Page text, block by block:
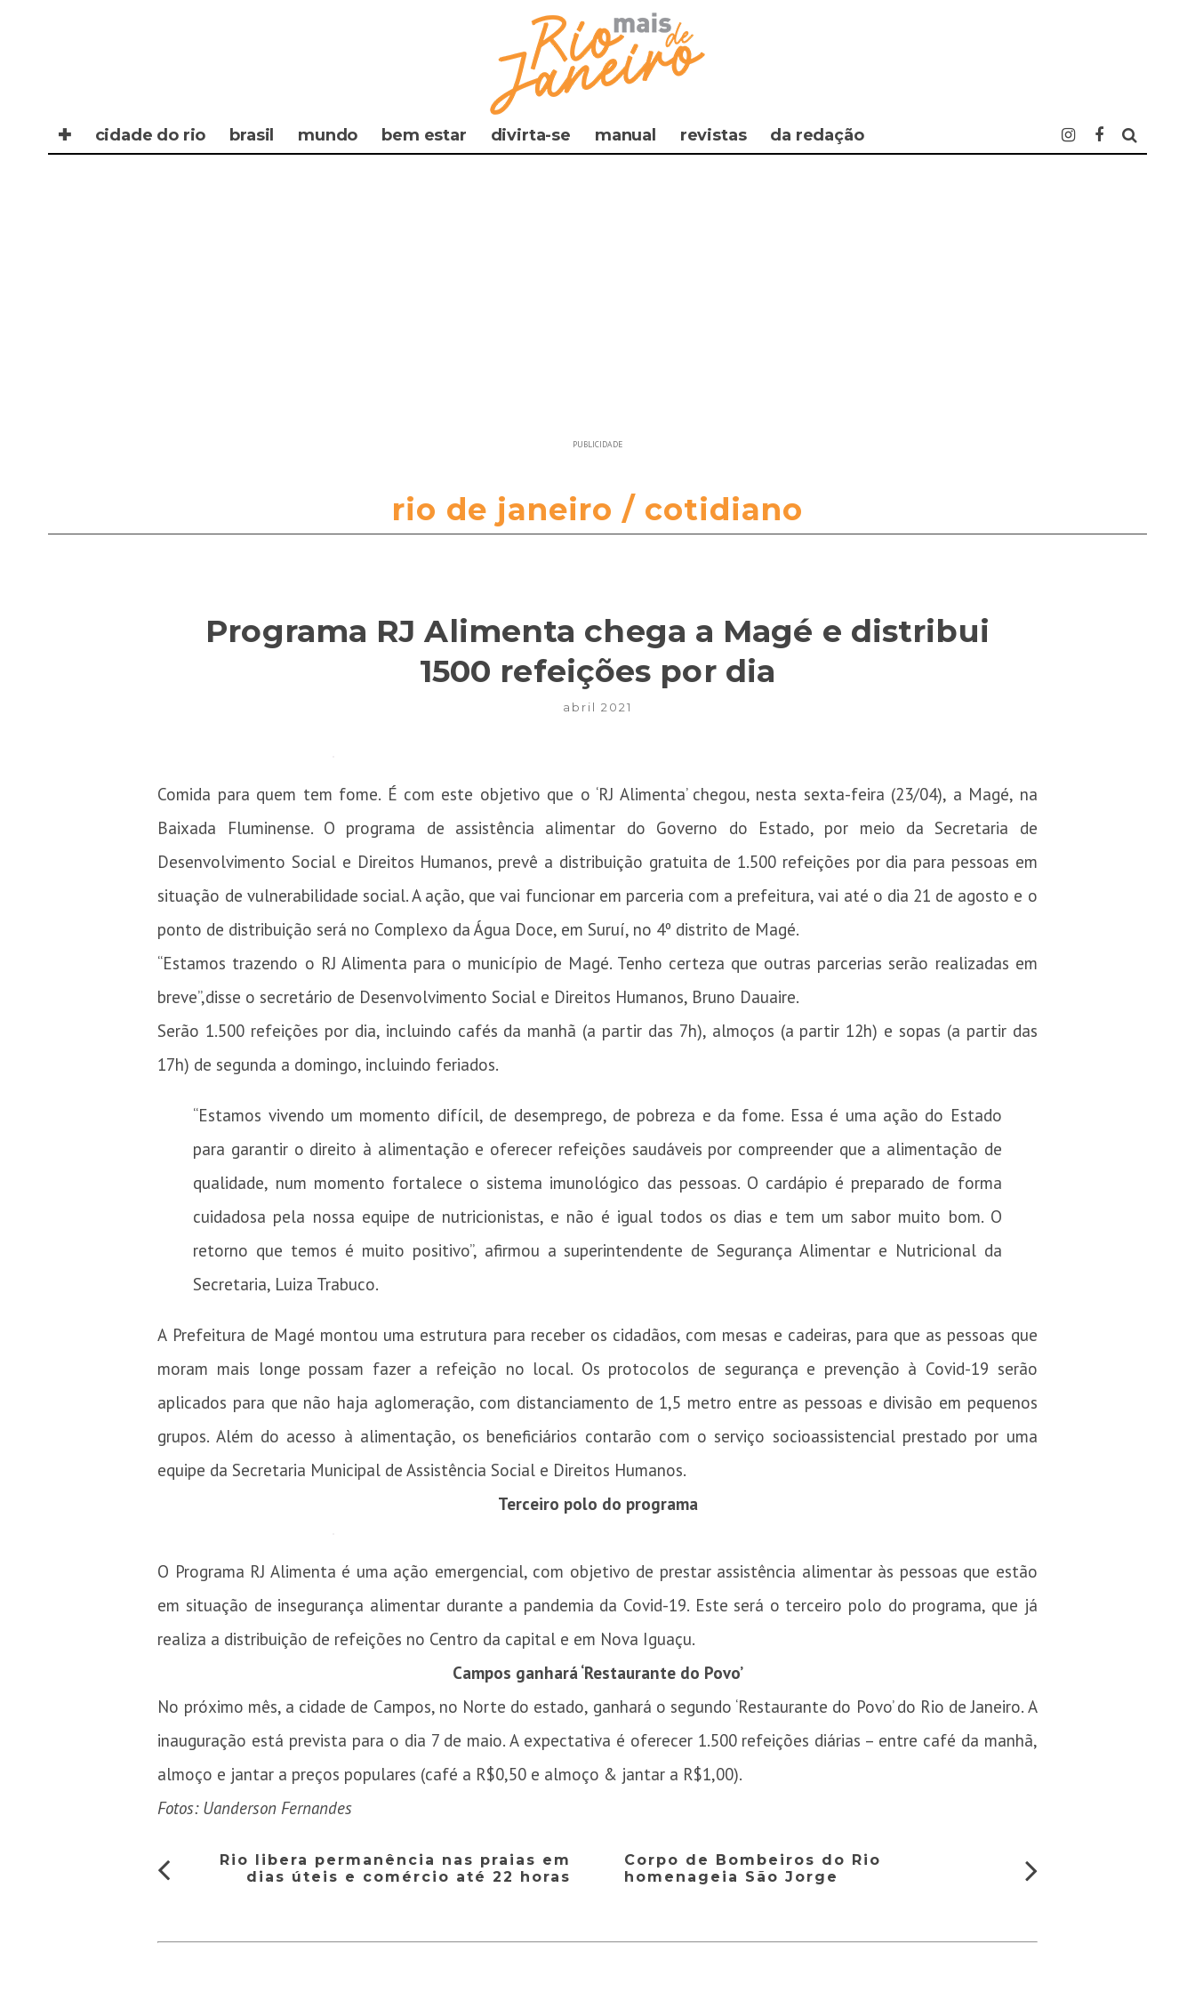
✚ cidade do rio brasil mundo bem estar divirta-se manual revistas da redação
PUBLICIDADE
rio de janeiro / cotidiano
Programa RJ Alimenta chega a Magé e distribui
1500 refeições por dia
abril 2021
Comida para quem tem fome. É com este objetivo que o ‘RJ Alimenta’ chegou, nesta sexta-feira (23/04), a Magé, na
Baixada Fluminense. O programa de assistência alimentar do Governo do Estado, por meio da Secretaria de
Desenvolvimento Social e Direitos Humanos, prevê a distribuição gratuita de 1.500 refeições por dia para pessoas em
situação de vulnerabilidade social. A ação, que vai funcionar em parceria com a prefeitura, vai até o dia 21 de agosto e o
ponto de distribuição será no Complexo da Água Doce, em Suruí, no 4º distrito de Magé.
“Estamos trazendo o RJ Alimenta para o município de Magé. Tenho certeza que outras parcerias serão realizadas em
breve”,disse o secretário de Desenvolvimento Social e Direitos Humanos, Bruno Dauaire.
Serão 1.500 refeições por dia, incluindo cafés da manhã (a partir das 7h), almoços (a partir 12h) e sopas (a partir das
17h) de segunda a domingo, incluindo feriados.
“Estamos vivendo um momento difícil, de desemprego, de pobreza e da fome. Essa é uma ação do Estado
para garantir o direito à alimentação e oferecer refeições saudáveis por compreender que a alimentação de
qualidade, num momento fortalece o sistema imunológico das pessoas. O cardápio é preparado de forma
cuidadosa pela nossa equipe de nutricionistas, e não é igual todos os dias e tem um sabor muito bom. O
retorno que temos é muito positivo”, afirmou a superintendente de Segurança Alimentar e Nutricional da
Secretaria, Luiza Trabuco.
A Prefeitura de Magé montou uma estrutura para receber os cidadãos, com mesas e cadeiras, para que as pessoas que
moram mais longe possam fazer a refeição no local. Os protocolos de segurança e prevenção à Covid-19 serão
aplicados para que não haja aglomeração, com distanciamento de 1,5 metro entre as pessoas e divisão em pequenos
grupos. Além do acesso à alimentação, os beneficiários contarão com o serviço socioassistencial prestado por uma
equipe da Secretaria Municipal de Assistência Social e Direitos Humanos.
Terceiro polo do programa
O Programa RJ Alimenta é uma ação emergencial, com objetivo de prestar assistência alimentar às pessoas que estão
em situação de insegurança alimentar durante a pandemia da Covid-19. Este será o terceiro polo do programa, que já
realiza a distribuição de refeições no Centro da capital e em Nova Iguaçu.
Campos ganhará ‘Restaurante do Povo’
No próximo mês, a cidade de Campos, no Norte do estado, ganhará o segundo ‘Restaurante do Povo’ do Rio de Janeiro. A
inauguração está prevista para o dia 7 de maio. A expectativa é oferecer 1.500 refeições diárias – entre café da manhã,
almoço e jantar a preços populares (café a R$0,50 e almoço & jantar a R$1,00).
Fotos: Uanderson Fernandes
Rio libera permanência nas praias em
dias úteis e comércio até 22 horas
Corpo de Bombeiros do Rio
homenageia São Jorge